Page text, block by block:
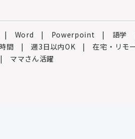
Word Powerpoint 語学
間 週3日以内OK 在宅・リモ
ママさん活躍